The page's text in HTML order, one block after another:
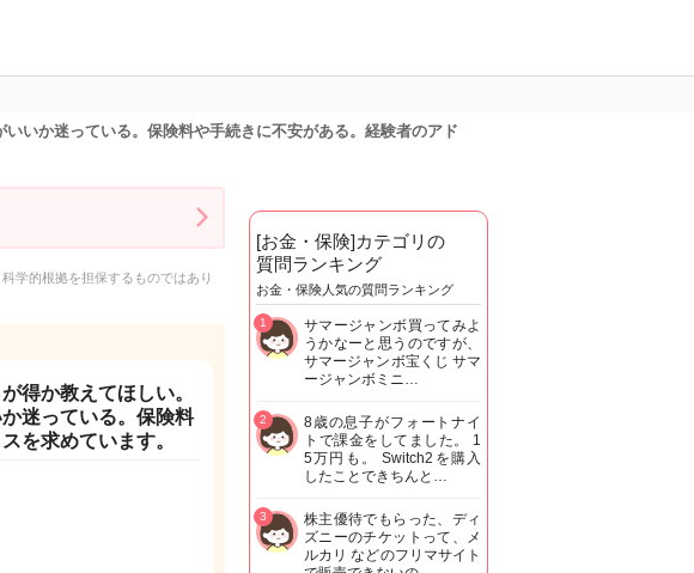
いか迷っている。保険料や手続きに不安がある。経験者のアド
学的根拠を担保するものではあり
得か教えてほしい。
迷っている。保険料
を求めています。
[お金・保険]カテゴリの
質問ランキング
お金・保険人気の質問ランキング
サマージャンボ買ってみよ
うかなーと思うのですが、
サマージャンボ宝くじ サマ
ージャンボミニ…
1
8歳の息子がフォートナイ
トで課金をしてました。 1
5万円も。 Switch2を購入
したことできちんと…
2
株主優待でもらった、ディ
ズニーのチケットって、メ
ルカリ などのフリマサイト
3